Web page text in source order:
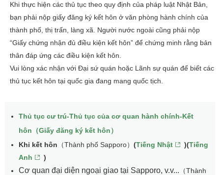
Khi thực hiện các thủ tục theo quy định của pháp luật Nhật Bản,
bạn phải nộp giấy đăng ký kết hôn ở văn phòng hành chính của
thành phố, thị trấn, làng xã. Người nước ngoài cũng phải nộp
“Giấy chứng nhận đủ điều kiện kết hôn” để chứng minh rằng bản
thân đáp ứng các điều kiện kết hôn.
Vui lòng xác nhận với Đại sứ quán hoặc Lãnh sự quán để biết các
thủ tục kết hôn tại quốc gia đang mang quốc tịch.
Thủ tục cư trú-Thủ tục của cơ quan hành chính-Kết
hôn（Giấy đăng ký kết hôn）
Khi kết hôn （Thành phố Sapporo） (Tiếng Nhật )(Tiếng
Anh
)
Cơ quan đại diện ngoại giao tại Sapporo, v.v... （Thành